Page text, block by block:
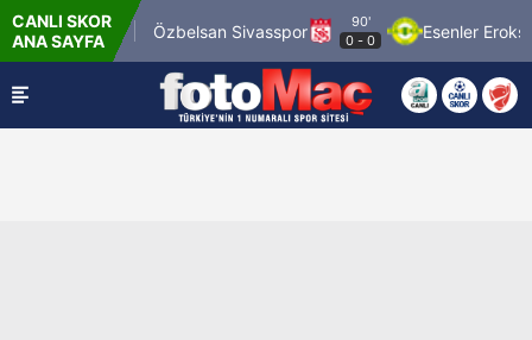
CANLI SKOR
ANA SAYFA
1969 Spor Özbelsan Sivasspor
90'
0- 0 Esenler Erokspor